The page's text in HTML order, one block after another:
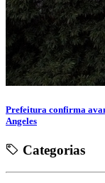
Prefeitura confirma
Angeles
Categorias